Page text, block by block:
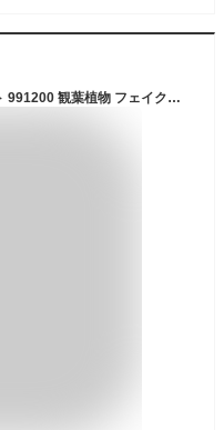
Brown. ブラウン ホヤ ハンギングポット 991200 観葉植物 フェイクグリーン インテリアグリーン 北欧 ンテリア 壁掛け ディスプレイ ボタニカル グリーンディスプレイ リビング 玄関 カフェ 店舗